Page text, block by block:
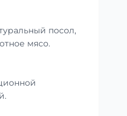
посол,
мясо.